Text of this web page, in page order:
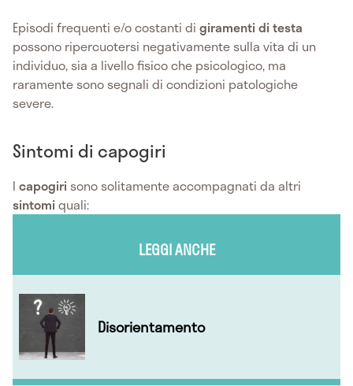
Episodi frequenti e/o costanti di giramenti di testa
possono ripercuotersi negativamente sulla vita di un
individuo, sia a livello fisico che psicologico, ma
raramente sono segnali di condizioni patologiche
severe.
Sintomi di capogiri
I capogiri sono solitamente accompagnati da altri
sintomiquali:
LEGGI ANCHE
Disorientamento